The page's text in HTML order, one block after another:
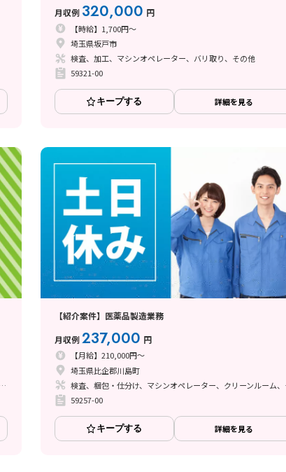
月収例 320,000 円
【時給】1,700円～
埼玉県坂戸市
検査、加工、マシンオペレーター、バリ取り、その他
59321-00
キープする 詳細を見る
検査、梱包・仕分け、マシンオペレーター、クリーンルーム、ライン作業、その他
【紹介案件】医薬品製造業務
月収例237,000 円
【月給】210,000円～
埼玉県比企郡川島町
検査、梱
59257-00
キープする 詳細を見る